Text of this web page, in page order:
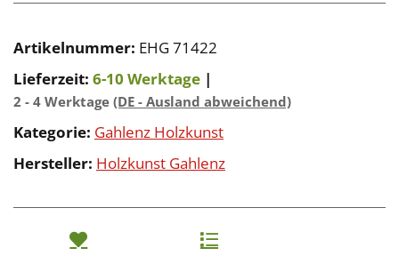
Artikelnummer: EHG 71422
Lieferzeit: 6-10 Werktage |
2 - 4 Werktage (DE - Ausland abweichend)
Kategorie: Gahlenz Holzkunst
Hersteller: Holzkunst Gahlenz